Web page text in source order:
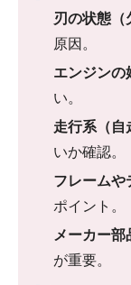
刃の状態（
原因。
エンジンの
い。
走行系（自
いか確認。
フレームや
ポイント。
メーカー部
が重要。